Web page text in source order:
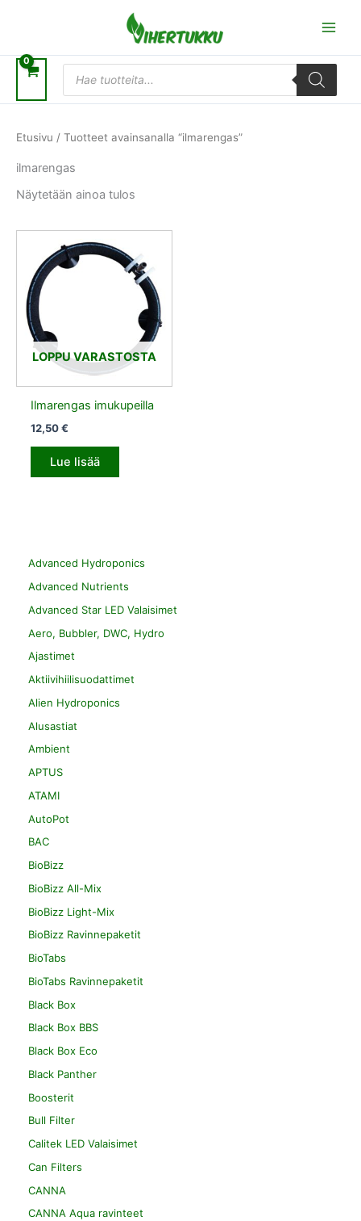
Products
search
Advanced Hydroponics
Advanced Nutrients
Advanced Star LED Valaisimet
Aero, Bubbler, DWC, Hydro
Ajastimet
Aktiivihiilisuodattimet
Alien Hydroponics
Alusastiat
Ambient
APTUS
ATAMI
AutoPot
BAC
BioBizz
BioBizz All-Mix
BioBizz Light-Mix
BioBizz Ravinnepaketit
BioTabs
BioTabs Ravinnepaketit
Black Box
Black Box BBS
Black Box Eco
Black Panther
Boosterit
Bull Filter
Calitek LED Valaisimet
Can Filters
CANNA
CANNA Aqua ravinteet
Etusivu / Tuotteet avainsanalla “ilmarengas”
ilmarengas
Näytetään ainoa tulos
LOPPU VARASTOSTA
Ilmarengas imukupeilla
12,50€
Lue lisää